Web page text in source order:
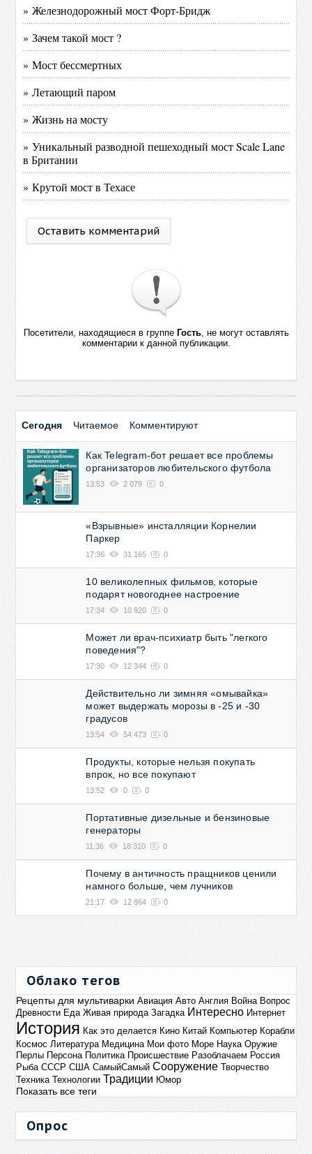
» Железнодорожный мост Форт-Бридж
» Зачем такой мост ?
» Мост бессмертных
» Летающий паром
» Жизнь на мосту
» Уникальный разводной пешеходный мост Scale Lane
в Британии
» Крутой мост в Техасе
Оставить комментарий
Посетители, находящиеся в группе Гость, не могут оставлять
комментарии к данной публикации.
Сегодня Читаемое Комментируют
Как Telegram-бот решает все проблемы
организаторов любительского футбола
13:53 2 079 0
«Взрывные» инсталляции Корнелии
Паркер
17:36 31 165 0
10 великолепных фильмов, которые
подарят новогоднее настроение
17:34 10 920 0
Может ли врач-психиатр быть "легкого
поведения"?
17:30 12 344 0
Действительно ли зимняя «омывайка»
может выдержать морозы в -25 и -30
градусов
13:54 54 473 0
Продукты, которые нельзя покупать
впрок, но все покупают
13:52 0 0
Портативные дизельные и бензиновые
генераторы
11:36 18 310 0
Почему в античность пращников ценили
намного больше, чем лучников
21:17 12 864 0
Облако тегов
Рецепты для мультиварки Авиация Авто Англия Война Вопрос
Древности Еда Живая природа Загадка Интересно Интернет
История Как это делается Кино Китай Компьютер Корабли
Космос Литература Медицина Мои фото Море Наука Оружие
Перлы Персона Политика Происшествие Разоблачаем Россия
Рыба СССР США СамыйСамый Сооружение Творчество
Техника Технологии Традиции Юмор
Показать все теги
Опрос